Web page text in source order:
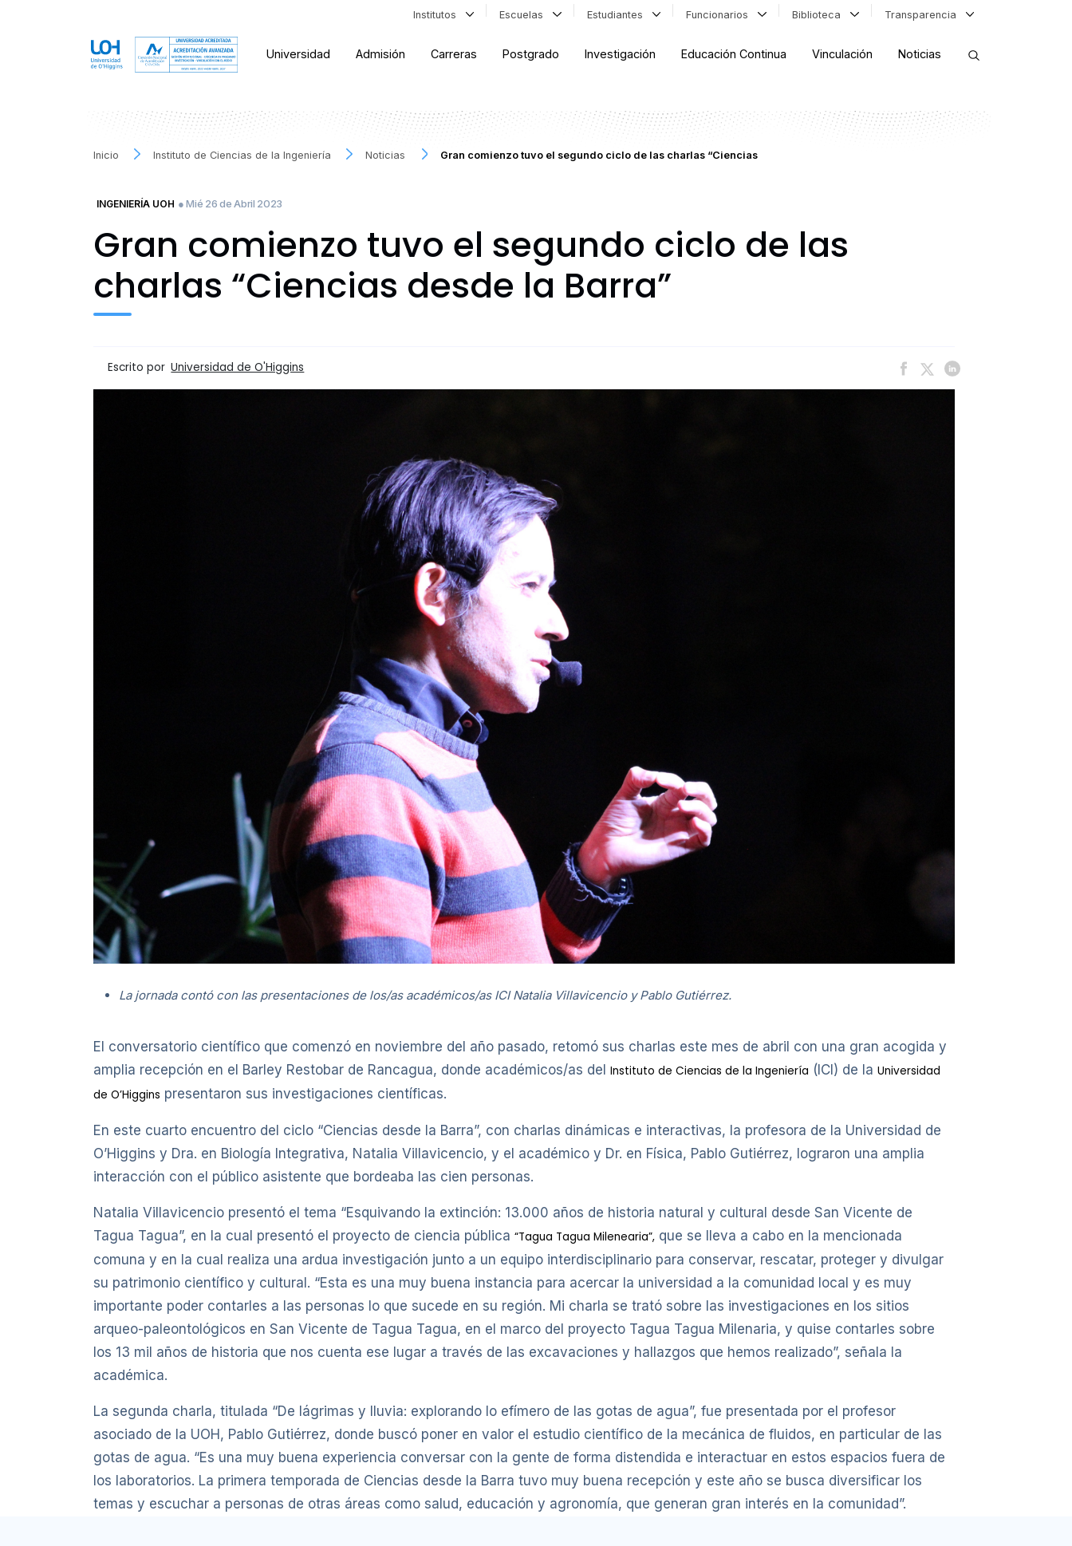
Institutos Escuelas Estudiantes Funcionarios Biblioteca Transparencia
Universidad Admisión Carreras Postgrado Investigación Educación Continua Vinculación Noticias
Inicio Instituto de Ciencias de la Ingeniería Noticias Gran comienzo tuvo el segundo ciclo de las charlas “Ciencias
INGENIERÍA UOH ● Mié 26 de Abril 2023
Gran comienzo tuvo el segundo ciclo de las
charlas “Ciencias desde la Barra”
Escrito por Universidad de O'Higgins
La jornada contó con las presentaciones de los/as académicos/as ICI Natalia Villavicencio y Pablo Gutiérrez.
El conversatorio científico que comenzó en noviembre del año pasado, retomó sus charlas este mes de abril con una gran acogida y
amplia recepción en el Barley Restobar de Rancagua, donde académicos/as del Instituto de Ciencias de la Ingeniería (ICI) de la Universidad
de O’Higgins presentaron sus investigaciones científicas.
En este cuarto encuentro del ciclo “Ciencias desde la Barra”, con charlas dinámicas e interactivas, la profesora de la Universidad de
O’Higgins y Dra. en Biología Integrativa, Natalia Villavicencio, y el académico y Dr. en Física, Pablo Gutiérrez, lograron una amplia
interacción con el público asistente que bordeaba las cien personas.
Natalia Villavicencio presentó el tema “Esquivando la extinción: 13.000 años de historia natural y cultural desde San Vicente de
Tagua Tagua”, en la cual presentó el proyecto de ciencia pública “Tagua Tagua Milenearia”, que se lleva a cabo en la mencionada
comuna y en la cual realiza una ardua investigación junto a un equipo interdisciplinario para conservar, rescatar, proteger y divulgar
su patrimonio científico y cultural. “Esta es una muy buena instancia para acercar la universidad a la comunidad local y es muy
importante poder contarles a las personas lo que sucede en su región. Mi charla se trató sobre las investigaciones en los sitios
arqueo-paleontológicos en San Vicente de Tagua Tagua, en el marco del proyecto Tagua Tagua Milenaria, y quise contarles sobre
los 13 mil años de historia que nos cuenta ese lugar a través de las excavaciones y hallazgos que hemos realizado”, señala la
académica.
La segunda charla, titulada “De lágrimas y lluvia: explorando lo efímero de las gotas de agua”, fue presentada por el profesor
asociado de la UOH, Pablo Gutiérrez, donde buscó poner en valor el estudio científico de la mecánica de fluidos, en particular de las
gotas de agua. “Es una muy buena experiencia conversar con la gente de forma distendida e interactuar en estos espacios fuera de
los laboratorios. La primera temporada de Ciencias desde la Barra tuvo muy buena recepción y este año se busca diversificar los
temas y escuchar a personas de otras áreas como salud, educación y agronomía, que generan gran interés en la comunidad”.